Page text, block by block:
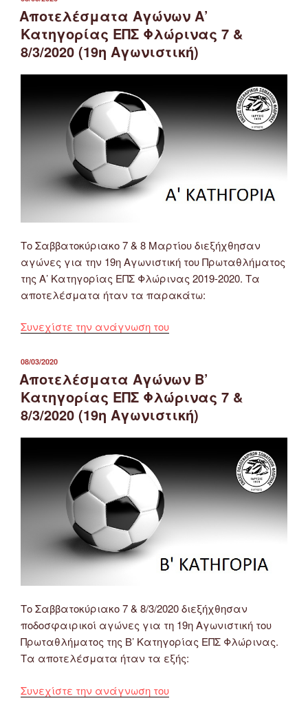
ΣΤΙΣ
Αποτελέσματα Αγώνων Α’
Κατηγορίας ΕΠΣ Φλώρινας 7 &
8/3/2020 (19η Αγωνιστική)
Το Σαββατοκύριακο 7 & 8 Μαρτίου διεξήχθησαν
αγώνες για την 19η Αγωνιστική του Πρωταθλήματος
της Α’ Κατηγορίας ΕΠΣ Φλώρινας 2019-2020. Τα
αποτελέσματα ήταν τα παρακάτω:
Συνεχίστε την ανάγνωση του“Αποτελέσματα
Κατηγορίας
ΕΠΣ
Φλώρινας
7
&
(19η
Αγωνιστική)”
ΔΗΜΟΣΙΕΎΤΗΚΕ
ΣΤΙΣ
08/03/2020
Αποτελέσματα Αγώνων Β’
Κατηγορίας ΕΠΣ Φλώρινας 7 &
8/3/2020 (19η Αγωνιστική)
Το Σαββατοκύριακο 7 & 8/3/2020 διεξήχθησαν
ποδοσφαιρικοί αγώνες για τη 19η Αγωνιστική του
Πρωταθλήματος της Β’ Κατηγορίας ΕΠΣ Φλώρινας.
Τα αποτελέσματα ήταν τα εξής:
Συνεχίστε την ανάγνωση του“Αποτελέσματα